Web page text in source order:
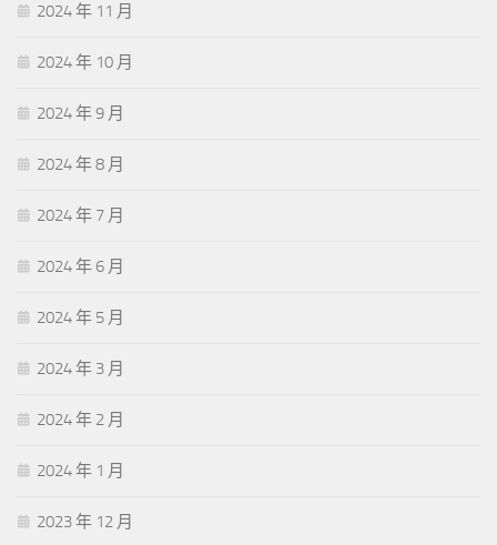
2024 年 11 月
2024 年 10 月
2024 年 9 月
2024 年 8 月
2024 年 7 月
2024 年 6 月
2024 年 5 月
2024 年 3 月
2024 年 2 月
2024 年 1 月
2023 年 12 月